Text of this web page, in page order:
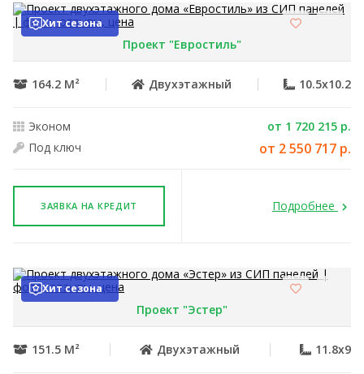
Хит сезона
Проект "Евростиль"
164.2 М² Двухэтажный 10.5x10.2
Эконом
от 1 720 215 р.
Под ключ
от 2 550 717 р.
ЗАЯВКА НА КРЕДИТ Подробнее
Хит сезона
Проект "Эстер"
151.5 М² Двухэтажный 11.8x9